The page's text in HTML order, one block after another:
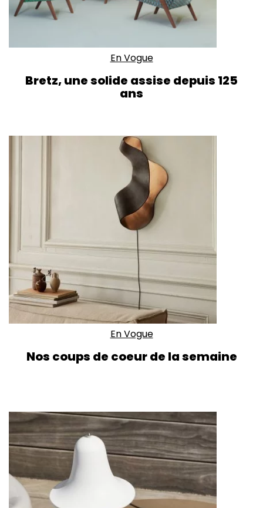
En Vogue
Bretz, une solide assise depuis 125
ans
En Vogue
Nos coups de coeur de la semaine